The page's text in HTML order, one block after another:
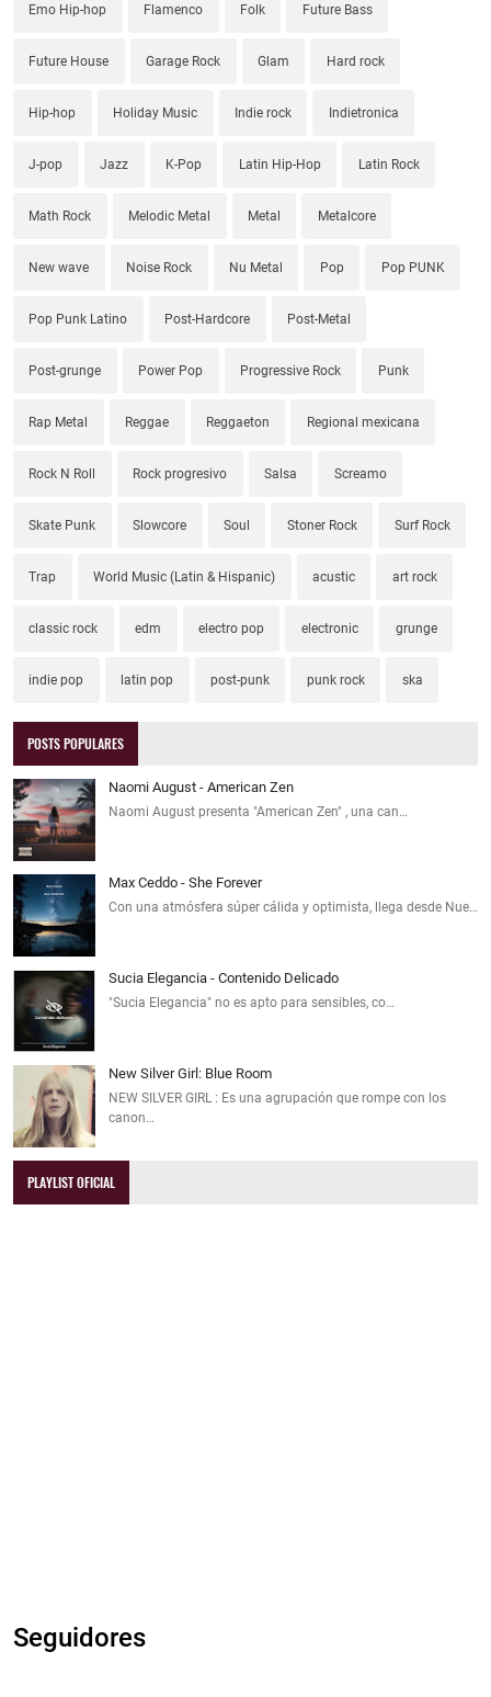
Emo Hip-hop Flamenco Folk Future Bass
Future House Garage Rock Glam Hard rock
Hip-hop Holiday Music Indie rock Indietronica
J-pop Jazz K-Pop Latin Hip-Hop Latin Rock
Math Rock Melodic Metal Metal Metalcore
New wave Noise Rock Nu Metal Pop Pop PUNK
Pop Punk Latino Post-Hardcore Post-Metal
Post-grunge Power Pop Progressive Rock Punk
Rap Metal Reggae Reggaeton Regional mexicana
Rock N Roll Rock progresivo Salsa Screamo
Skate Punk Slowcore Soul Stoner Rock Surf Rock
Trap World Music (Latin & Hispanic) acustic art rock
classic rock edm electro pop electronic grunge
indie pop latin pop post-punk punk rock ska
POSTS POPULARES
Naomi August - American Zen
Naomi August presenta "American Zen" , una can…
Max Ceddo - She Forever
Con una atmósfera súper cálida y optimista, llega desde Nue…
Sucia Elegancia - Contenido Delicado
"Sucia Elegancia" no es apto para sensibles, co…
New Silver Girl: Blue Room
NEW SILVER GIRL : Es una agrupación que rompe con los
canon…
PLAYLIST OFICIAL
Seguidores